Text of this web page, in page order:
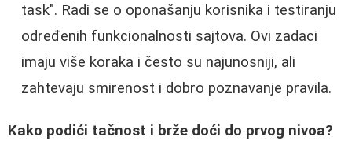
task". Radi se o oponašanju korisnika i testiranju
određenih funkcionalnosti sajtova. Ovi zadaci
imaju više koraka i često su najunosniji, ali
zahtevaju smirenost i dobro poznavanje pravila.
Kako podići tačnost i brže doći do prvog nivoa?